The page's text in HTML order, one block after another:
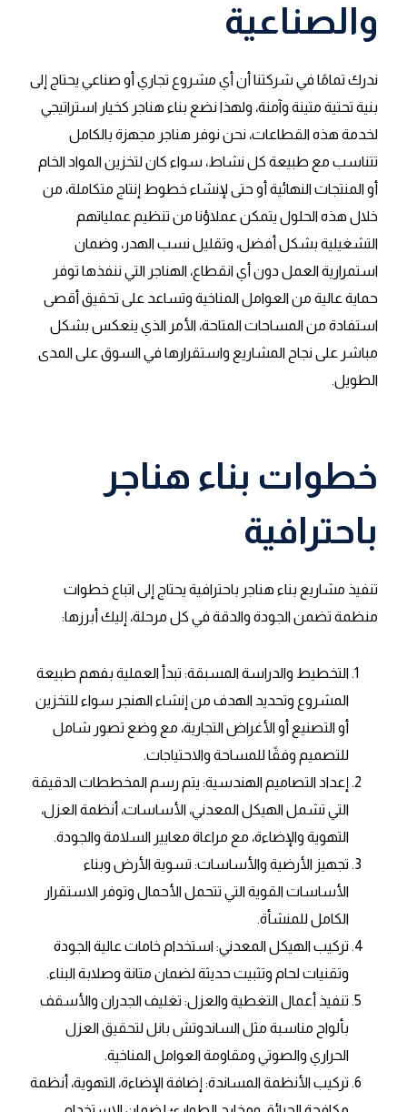
والصناعية
ندرك تمامًا في شركتنا أن أي مشروع تجاري أو صناعي يحتاج إلى
بنية تحتية متينة وآمنة، ولهذا نضع بناء هناجر كخيار استراتيجي
لخدمة هذه القطاعات، نحن نوفر هناجر مجهزة بالكامل
تتناسب مع طبيعة كل نشاط، سواء كان لتخزين المواد الخام
أو المنتجات النهائية أو حتى لإنشاء خطوط إنتاج متكاملة، من
خلال هذه الحلول يتمكن عملاؤنا من تنظيم عملياتهم
التشغيلية بشكل أفضل، وتقليل نسب الهدر، وضمان
استمرارية العمل دون أي انقطاع، الهناجر التي ننفذها توفر
حماية عالية من العوامل المناخية وتساعد على تحقيق أقصى
استفادة من المساحات المتاحة، الأمر الذي ينعكس بشكل
مباشر على نجاح المشاريع واستقرارها في السوق على المدى
الطويل.
خطوات بناء هناجر
باحترافية
تنفيذ مشاريع بناء هناجر باحترافية يحتاج إلى اتباع خطوات
منظمة تضمن الجودة والدقة في كل مرحلة، إليك أبرزها:
التخطيط والدراسة المسبقة: تبدأ العملية بفهم طبيعة
المشروع وتحديد الهدف من إنشاء الهنجر سواء للتخزين
أو التصنيع أو الأغراض التجارية، مع وضع تصور شامل
للتصميم وفقًا للمساحة والاحتياجات.
إعداد التصاميم الهندسية: يتم رسم المخططات الدقيقة
التي تشمل الهيكل المعدني، الأساسات، أنظمة العزل،
التهوية والإضاءة، مع مراعاة معايير السلامة والجودة.
تجهيز الأرضية والأساسات: تسوية الأرض وبناء
الأساسات القوية التي تتحمل الأحمال وتوفر الاستقرار
الكامل للمنشأة.
تركيب الهيكل المعدني: استخدام خامات عالية الجودة
وتقنيات لحام وتثبيت حديثة لضمان متانة وصلابة البناء.
تنفيذ أعمال التغطية والعزل: تغليف الجدران والأسقف
بألواح مناسبة مثل الساندوتش بانل لتحقيق العزل
الحراري والصوتي ومقاومة العوامل المناخية.
تركيب الأنظمة المساندة: إضافة الإضاءة، التهوية، أنظمة